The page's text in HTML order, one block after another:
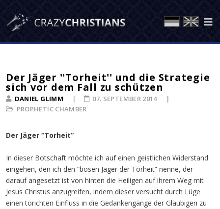
Der Jäger ''Torheit'' und die Strategie
sich vor dem Fall zu schützen
DANIEL GLIMM
PROPHETIC CHAMBER
07. SEPTEMBER 2014
Der Jäger “Torheit”
In dieser Botschaft möchte ich auf einen geistlichen Widerstand
eingehen, den ich den “bösen Jäger der Torheit” nenne, der
darauf angesetzt ist von hinten die Heiligen auf ihrem Weg mit
Jesus Christus anzugreifen, indem dieser versucht durch Lüge
einen törichten Einfluss in die Gedankengänge der Gläubigen zu